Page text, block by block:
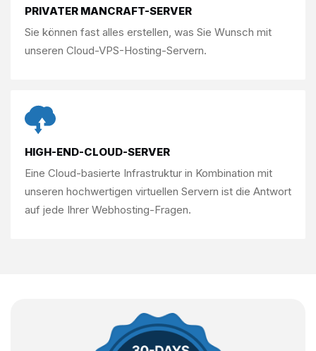
PRIVATER MANCRAFT-SERVER
Sie können fast alles erstellen, was Sie Wunsch mit
unseren Cloud-VPS-Hosting-Servern.
HIGH-END-CLOUD-SERVER
Eine Cloud-basierte Infrastruktur in Kombination mit
unseren hochwertigen virtuellen Servern ist die Antwort
auf jede Ihrer Webhosting-Fragen.